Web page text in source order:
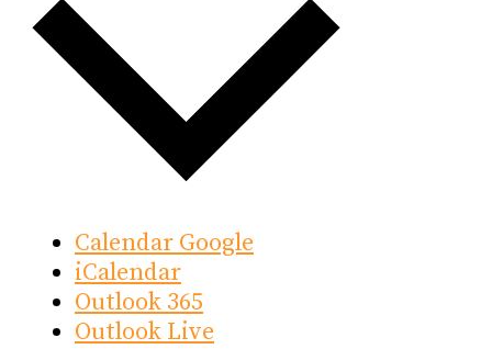
Calendar Google
iCalendar
Outlook 365
Outlook Live